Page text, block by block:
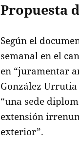
Propuesta
Según el
semanal en el
en “juramentar
González
“una sede
extensión
exterior”.